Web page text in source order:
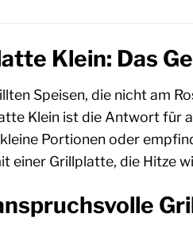
Klein: Das
Speisen, die nicht am
Klein ist die Antwort für
Portionen oder
einer Grillplatte, die Hitze